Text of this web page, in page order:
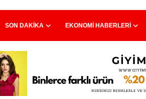
SON DAKIKA EKONOMI HABERLERI